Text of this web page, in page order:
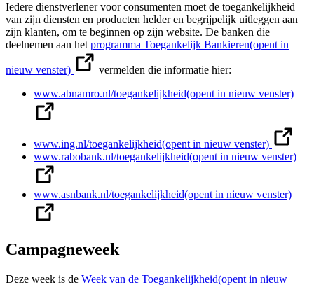
Iedere dienstverlener voor consumenten moet de toegankelijkheid
van zijn diensten en producten helder en begrijpelijk uitleggen aan
zijn klanten, om te beginnen op zijn website. De banken die
deelnemen aan het programma Toegankelijk Bankieren(opent in
nieuw venster)
vermelden die informatie hier:
www.abnamro.nl/toegankelijkheid(opent in nieuw venster)
www.ing.nl/toegankelijkheid(opent in nieuw venster)
www.rabobank.nl/toegankelijkheid(opent in nieuw venster)
www.asnbank.nl/toegankelijkheid(opent in nieuw venster)
Campagneweek
Deze week is de Week van de Toegankelijkheid(opent in nieuw